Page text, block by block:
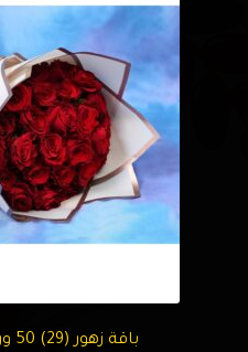
باقة زهور (29) 50 وردة – زهور دانة الخير